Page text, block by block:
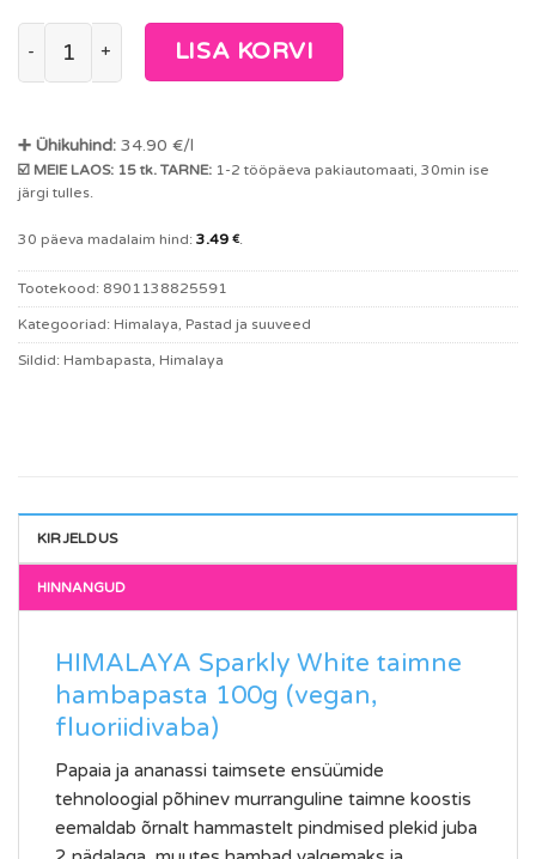
LISA KORVI
➕ Ühikuhind: 34.90 €/l
☑️ MEIE LAOS: 15 tk. TARNE: 1-2 tööpäeva pakiautomaati, 30min ise
järgi tulles.
30 päeva madalaim hind: 3.49 €.
Tootekood: 8901138825591
Kategooriad: Himalaya Pastad ja suuveed
Sildid: Hambapasta Himalaya
KIRJELDUS
HIMALAYA Sparkly White taimne
hambapasta 100g (vegan,
fluoriidivaba)
Papaia ja ananassi taimsete ensüümide
tehnoloogial põhinev murranguline taimne koostis
eemaldab õrnalt hammastelt pindmised plekid juba